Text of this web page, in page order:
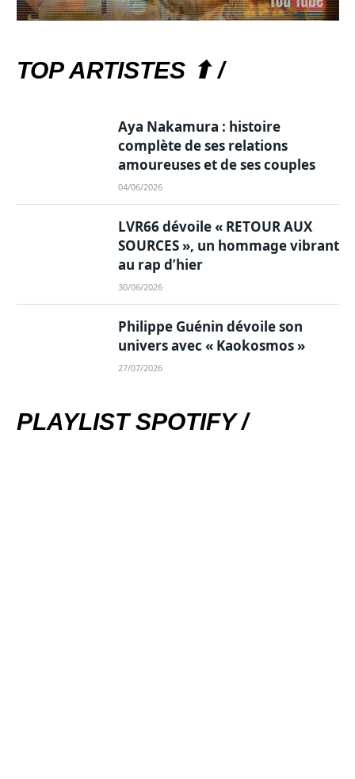
TOP ARTISTES ⬆ /
Aya Nakamura : histoire
complète de ses relations
amoureuses et de ses couples
04/06/2026
LVR66 dévoile « RETOUR AUX
SOURCES », un hommage vibrant
au rap d’hier
30/06/2026
Philippe Guénin dévoile son
univers avec « Kaokosmos »
27/07/2026
PLAYLIST SPOTIFY /